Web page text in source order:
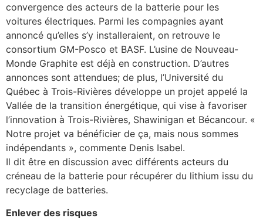
convergence des acteurs de la batterie pour les
voitures électriques. Parmi les compagnies ayant
annoncé qu’elles s’y installeraient, on retrouve le
consortium GM-Posco et BASF. L’usine de Nouveau-
Monde Graphite est déjà en construction. D’autres
annonces sont attendues; de plus, l’Université du
Québec à Trois-Rivières développe un projet appelé la
Vallée de la transition énergétique, qui vise à favoriser
l’innovation à Trois-Rivières, Shawinigan et Bécancour. «
Notre projet va bénéficier de ça, mais nous sommes
indépendants », commente Denis Isabel.
Il dit être en discussion avec différents acteurs du
créneau de la batterie pour récupérer du lithium issu du
recyclage de batteries.
Enlever des risques